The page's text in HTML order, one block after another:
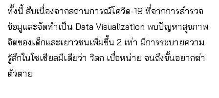
ทั้งนี้ สืบเนื่องจากสถานการณ์โควิด-19 ที่จากการสำรวจ
ข้อมูและจัดทำเป็น Data Visualization พบปัญหาสุขภาพ
จิตของเด็กและเยาวชนเพิ่มขึ้น 2 เท่า มีการระบายความ
รู้สึกในโซเชียลมีเดียว่า วิตก เบื่อหน่าย จนถึงขั้นอยากฆ่า
ตัวตาย